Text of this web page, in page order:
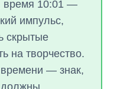
время 10:01 —
импульс,
скрытые
на творчество.
времени — знак,
должны